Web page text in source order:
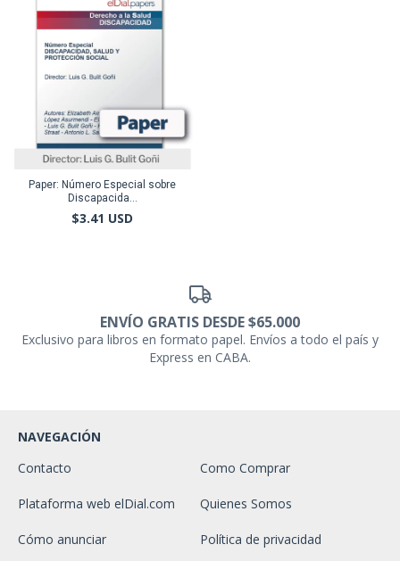
Paper: Número Especial sobre
Discapacida...
$3.41 USD
ENVÍO GRATIS DESDE $65.000
Exclusivo para libros en formato papel. Envíos a todo el país y
Express en CABA.
NAVEGACIÓN
Contacto
Como Comprar
Plataforma web elDial.com Quienes Somos
Cómo anunciar Política de privacidad